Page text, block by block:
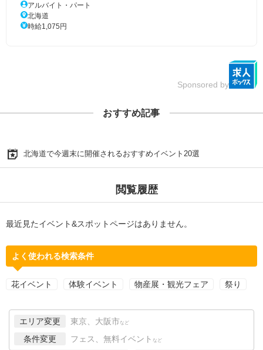
アルバイト・パート
北海道
時給1,075円
Sponsored by
おすすめ記事
北海道で今週末に開催されるおすすめイベント20選
閲覧履歴
最近見たイベント&スポットページはありません。
よく使われる検索条件
花イベント 体験イベント 物産展・観光フェア 祭り
エリア変更 東京、大阪市 など
条件変更 フェス、無料イベント など